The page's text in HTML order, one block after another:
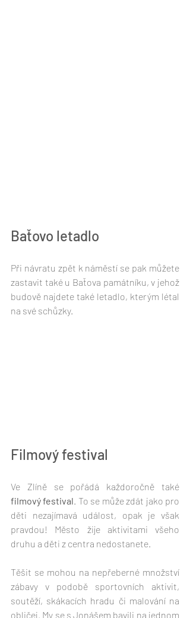
Baťovo letadlo
Při návratu zpět k náměstí se pak můžete
zastavit také u Baťova památníku, v jehož
budově najdete také letadlo, kterým létal
na své schůzky.
Filmový festival
filmový festival. To se může zdát jako pro
děti nezajímavá událost, opak je však
pravdou! Město žije aktivitami všeho
druhu a děti z centra nedostanete.
Těšit se mohou na nepřeberné množství
zábavy v podobě sportovních aktivit,
soutěží, skákacích hradu či malování na
obličej. My se s Jonášem bavili na jednom